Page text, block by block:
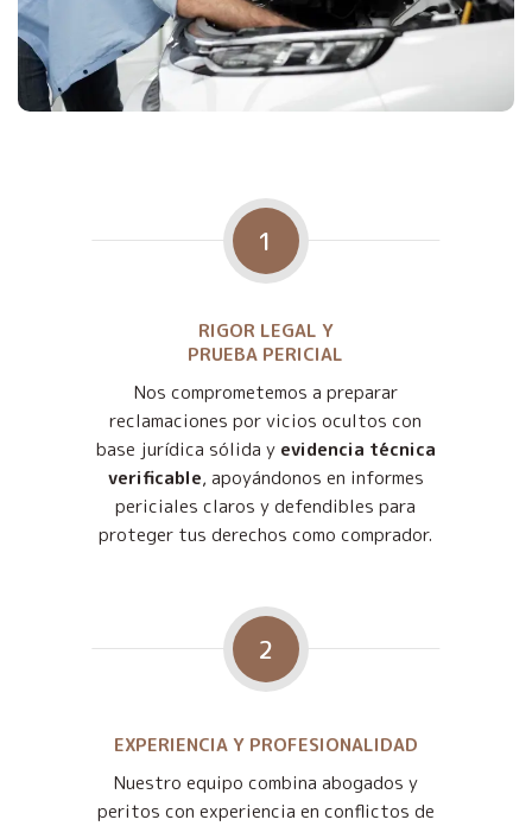
1
RIGOR LEGAL Y
PRUEBA PERICIAL
Nos comprometemos a preparar
reclamaciones por vicios ocultos con
base jurídica sólida y evidencia técnica
verificable, apoyándonos en informes
periciales claros y defendibles para
proteger tus derechos como comprador.
2
EXPERIENCIA Y PROFESIONALIDAD
Nuestro equipo combina abogados y
peritos con experiencia en conflictos de